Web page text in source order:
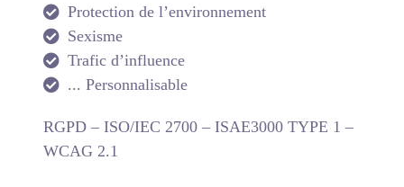
Protection de l’environnement
Sexisme
Trafic d’influence
... Personnalisable
RGPD – ISO/IEC 2700 – ISAE3000 TYPE 1 –
WCAG 2.1